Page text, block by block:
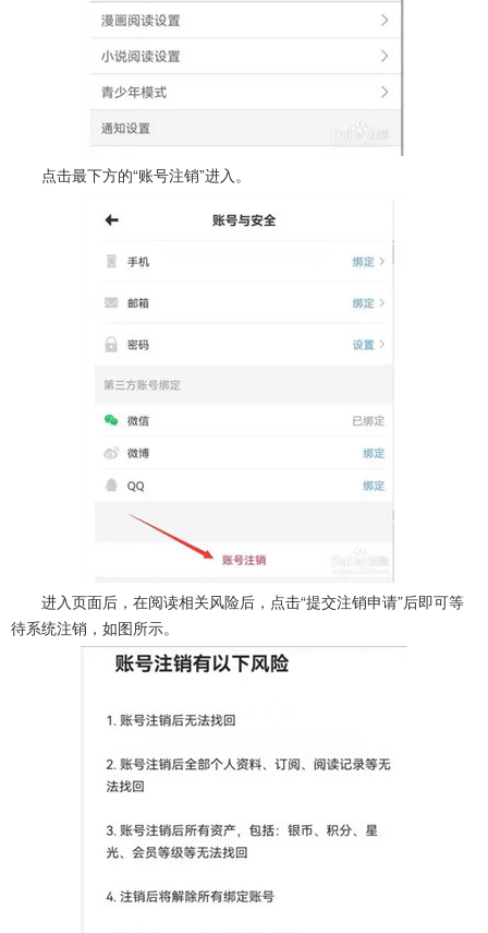
点击最下方的“账号注销”进入。
进入页面后，在阅读相关风险后，点击“提交注销申请”后即可等
待系统注销，如图所示。